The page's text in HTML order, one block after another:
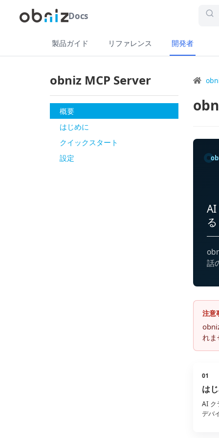
Docs
製品ガイド リファレンス 開発者
obniz MCP Server
概要
はじめに
クイックスタート
設定
る
話
注意
れま
01
は
AI ク
デバ